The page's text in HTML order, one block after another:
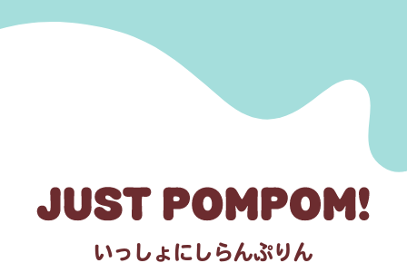
いっしょにしらんぷりん